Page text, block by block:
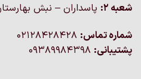
شعبه 2:
پاسداران – نبش بهارستان
شماره تماس:
پشتیبانی: